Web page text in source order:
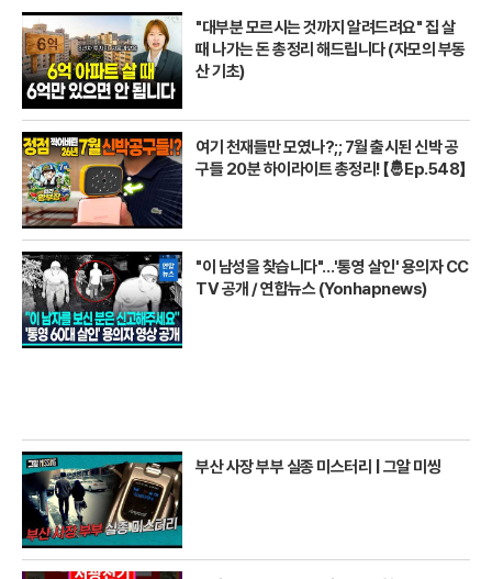
"대부분 모르시는 것까지 알려드려요" 집 살
때 나가는 돈 총정리 해드립니다 (자모의 부동
산 기초)
여기 천재들만 모였나?;; 7월 출시된 신박 공
구들 20분 하이라이트 총정리! 【🤴Ep.548】
"이 남성을 찾습니다"…'통영 살인' 용의자 CC
TV 공개 / 연합뉴스 (Yonhapnews)
부산 사장 부부 실종 미스터리 | 그알 미씽